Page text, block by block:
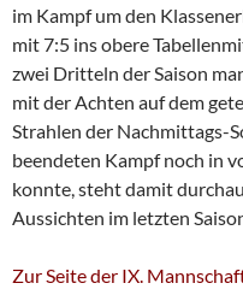
im Kampf um den
mit 7:5 ins obere
zwei Dritteln der Saison
mit der Achten auf dem
Strahlen der Nachmittags-
beendeten Kampf noch in
konnte, steht damit
Aussichten im letzten
Zur Seite der IX.